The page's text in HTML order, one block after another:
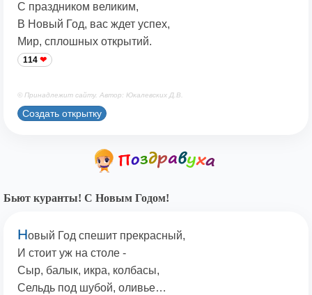
С праздником великим,
В Новый Год, вас ждет успех,
Мир, сплошных открытий.
114
© Принадлежит сайту. Автор: Юкалевских Д.В.
Создать открытку
Бьют куранты! С Новым Годом!
Новый Год спешит прекрасный,
И стоит уж на столе -
Сыр, балык, икра, колбасы,
Сельдь под шубой, оливье…